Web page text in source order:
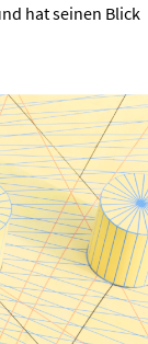
hat seinen Blick